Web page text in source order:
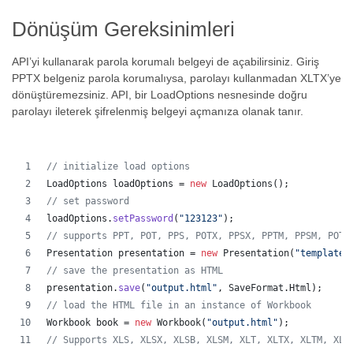
Dönüşüm Gereksinimleri
API’yi kullanarak parola korumalı belgeyi de açabilirsiniz. Giriş
PPTX belgeniz parola korumalıysa, parolayı kullanmadan XLTX’ye
dönüştüremezsiniz. API, bir LoadOptions nesnesinde doğru
parolayı ileterek şifrelenmiş belgeyi açmanıza olanak tanır.
// initialize load options
LoadOptions
loadOptions = new LoadOptions ();
// set password
loadOptions . setPassword ( "123123" );
// supports PPT, POT, PPS, POTX, PPSX, PPTM, PPSM,
Presentation presentation = new Presentation(
// save the presentation as HTML
presentation. save( "output.html" , SaveFormat . Html );
// load the HTML file in an instance of Workbook
Workbook
book = new Workbook( "output.html" );
// Supports XLS, XLSX, XLSB, XLSM, XLT, XLTX, XLTM,